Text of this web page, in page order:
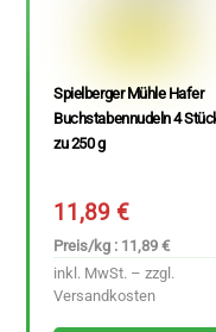
Spielberger Mühle Hafer
Buchstabennudeln 4
zu 250 g
11,89€
Preis/kg : 11,89 €
inkl. MwSt. – zzgl.
Versandkosten